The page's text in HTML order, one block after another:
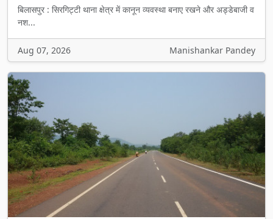
बिलासपुर : सिरगिट्टी थाना क्षेत्र में कानून व्यवस्था बनाए रखने और अड्डेबाजी व
नश...
Aug 07, 2026 Manishankar Pandey